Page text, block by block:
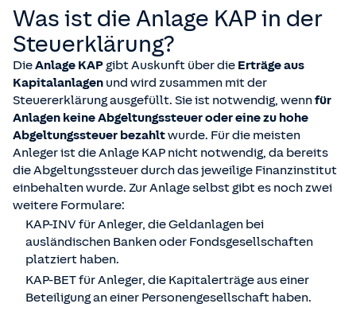
Was ist die Anlage KAP in der
Steuerklärung?
DieAnlage KAP gibt Auskunft über die Erträge aus
Kapitalanlagen und wird zusammen mit der
Steuererklärung ausgefüllt. Sie ist notwendig, wennfür
Anlagen keine Abgeltungssteuer oder eine zu hohe
Abgeltungssteuer bezahltwurde. Für die meisten
Anleger ist die Anlage KAP nicht notwendig, da bereits
die Abgeltungssteuer durch das jeweilige Finanzinstitut
einbehalten wurde. Zur Anlage selbst gibt es noch zwei
weitere Formulare:
KAP-INV für Anleger, die Geldanlagen bei
ausländischen Banken oder Fondsgesellschaften
platziert haben.
KAP-BET für Anleger, die Kapitalerträge aus einer
Beteiligung an einer Personengesellschaft haben.